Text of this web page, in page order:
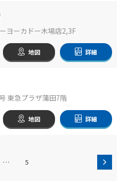
ーカドー木場店2,3F
地図 詳細
東急プラザ蒲田7階
地図 詳細
… 5